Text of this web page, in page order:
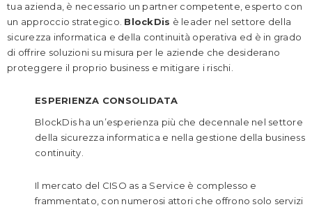
tua azienda, è necessario un partner competente, esperto con
un approccio strategico. BlockDis è leader nel settore della
sicurezza informatica e della continuità operativa ed è in grado
di offrire soluzioni su misura per le aziende che desiderano
proteggere il proprio business e mitigare i rischi.
ESPERIENZA CONSOLIDATA
BlockDis ha un’esperienza più che decennale nel settore
della sicurezza informatica e nella gestione della business
continuity.
Il mercato del CISO as a Service è complesso e
frammentato, con numerosi attori che offrono solo servizi